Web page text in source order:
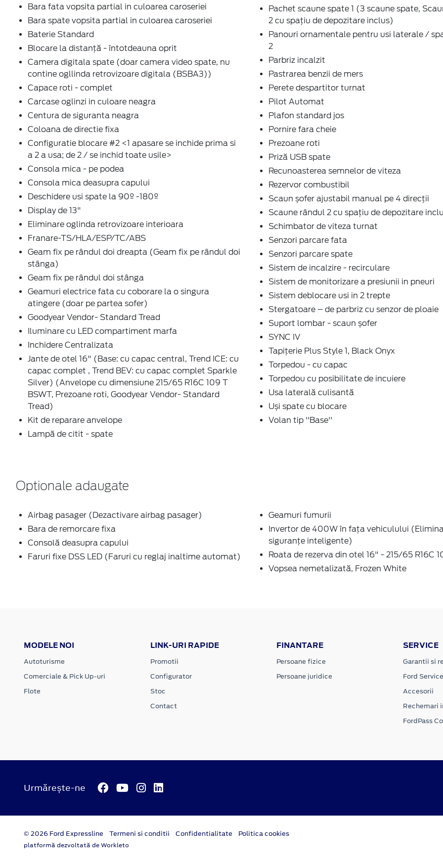
Bara fata vopsita partial in culoarea caroseriei
Bara spate vopsita partial in culoarea caroseriei
Baterie Standard
Blocare la distanță - întotdeauna oprit
Camera digitala spate (doar camera video spate, nu
contine ogllinda retrovizoare digitala (BSBA3))
Capace roti - complet
Carcase oglinzi in culoare neagra
Centura de siguranta neagra
Coloana de directie fixa
Configuratie blocare #2 <1 apasare se inchide prima si
a 2 a usa; de 2 / se inchid toate usile>
Consola mica - pe podea
Consola mica deasupra capului
Deschidere usi spate la 90º -180º
Display de 13"
Eliminare oglinda retrovizoare interioara
Franare-TS/HLA/ESP/TC/ABS
Geam fix pe rândul doi dreapta (Geam fix pe rândul doi
stânga)
Geam fix pe rândul doi stânga
Geamuri electrice fata cu coborare la o singura
atingere (doar pe partea sofer)
Goodyear Vendor- Standard Tread
Iluminare cu LED compartiment marfa
Inchidere Centralizata
Jante de otel 16" (Base: cu capac central, Trend ICE: cu
capac complet , Trend BEV: cu capac complet Sparkle
Silver) (Anvelope cu dimensiune 215/65 R16C 109 T
BSWT, Prezoane roti, Goodyear Vendor- Standard
Tread)
Kit de reparare anvelope
Lampă de citit - spate
Pachet scaune spate 1 (3 scaune spate,
2 cu spațiu de depozitare inclus)
Panouri ornamentale pentru usi laterale /
2
Parbriz incalzit
Pastrarea benzii de mers
Perete despartitor turnat
Pilot Automat
Plafon standard jos
Pornire fara cheie
Prezoane roti
Priză USB spate
Recunoasterea semnelor de viteza
Rezervor combustibil
Scaun șofer ajustabil manual pe 4 direcții
Scaune rândul 2 cu spațiu de depozitare
Schimbator de viteza turnat
Senzori parcare fata
Senzori parcare spate
Sistem de incalzire - recirculare
Sistem de monitorizare a presiunii in pneuri
Sistem deblocare usi in 2 trepte
Stergatoare – de parbriz cu senzor de ploaie
Suport lombar - scaun șofer
SYNC IV
Tapițerie Plus Style 1, Black Onyx
Torpedou - cu capac
Torpedou cu posibilitate de incuiere
Usa laterală culisantă
Uși spate cu blocare
Volan tip ''Base''
Optionale adaugate
Airbag pasager (Dezactivare airbag pasager)
Bara de remorcare fixa
Consolă deasupra capului
Faruri fixe DSS LED (Faruri cu reglaj inaltime automat)
Geamuri fumurii
Invertor de 400W în fața vehiculului
siguranțe inteligente)
Roata de rezerva din otel 16" - 215/65 R16C
Vopsea nemetalizată, Frozen White
MODELE NOI
Autoturisme
Comerciale & Pick Up-uri
Flote
LINK-URI RAPIDE
Promotii
Configurator
Stoc
Contact
FINANTARE
Persoane fizice
Persoane juridice
SERVICE
Garantii si
Ford
Accesorii
Rechemari
FordPass
Urmărește-ne
© 2026 Ford Expressline Termeni si conditii Confidentialitate Politica cookies
platformă dezvoltată de Workleto